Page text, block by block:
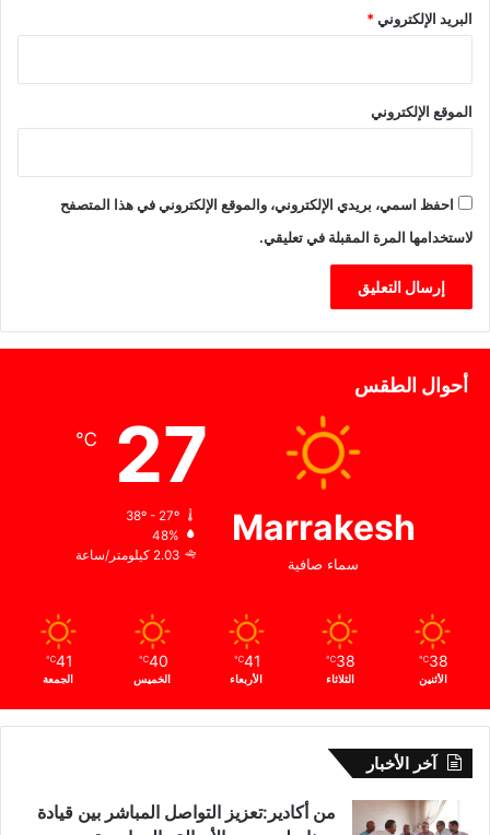
ا
ل
س
ب
ا
ي
ة
البريد الإلكتروني*
الموقع الإلكتروني
احفظ اسمي، بريدي الإلكتروني، والموقع الإلكتروني في هذا المتصفح
لاستخدامها المرة المقبلة في تعليقي.
أحوال الطقس
Marrakesh
سماء صافية
27
℃
38º - 27º
48%
2.03 كيلومتر/ساعة
38
℃
الأثنين
38
℃
الثلاثاء
41
℃
الأربعاء
40
℃
الخميس
41
℃
الجمعة
آخر الأخبار
من أكادير:تعزيز التواصل المباشر بين قيادة